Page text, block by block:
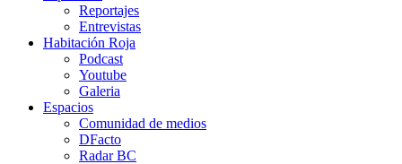
Reportajes
Entrevistas
Habitación Roja
Podcast
Youtube
Galeria
Espacios
Comunidad de medios
DFacto
Radar BC